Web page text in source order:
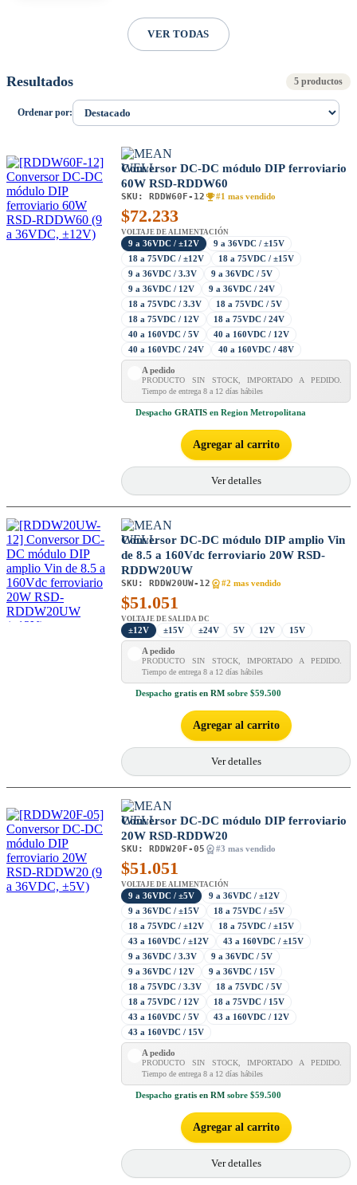
VER TODAS
Resultados 5 productos
Ordenar por:
Conversor DC-DC módulo DIP ferroviario
60W RSD-RDDW60
SKU: RDDW60F-12 #1 mas vendido
$72.233
VOLTAJE DE ALIMENTACIÓN
9 a 36VDC / ±12V
9 a 36VDC / ±15V
18 a 75VDC / ±12V
18 a 75VDC / ±15V
9 a 36VDC / 3.3V
9 a 36VDC / 5V
9 a 36VDC / 12V
9 a 36VDC / 24V
18 a 75VDC / 3.3V
18 a 75VDC / 5V
18 a 75VDC / 12V
18 a 75VDC / 24V
40 a 160VDC / 5V
40 a 160VDC / 12V
40 a 160VDC / 24V
40 a 160VDC / 48V
A pedido
PRODUCTO SIN STOCK, IMPORTADO A PEDIDO.
Tiempo de entrega 8 a 12 días hábiles
Despacho GRATIS en Region Metropolitana
Agregar al carrito
Ver detalles
Conversor DC-DC módulo DIP amplio Vin
de 8.5 a 160Vdc ferroviario 20W RSD-
RDDW20UW
SKU: RDDW20UW-12 #2 mas vendido
$51.051
VOLTAJE DE SALIDA DC
±12V ±15V ±24V 5V 12V 15V
A pedido
PRODUCTO SIN STOCK, IMPORTADO A PEDIDO.
Tiempo de entrega 8 a 12 días hábiles
Despacho gratis en RM sobre $59.500
Agregar al carrito
Ver detalles
Conversor DC-DC módulo DIP ferroviario
20W RSD-RDDW20
SKU: RDDW20F-05 #3 mas vendido
$51.051
VOLTAJE DE ALIMENTACIÓN
9 a 36VDC / ±5V
9 a 36VDC / ±12V
9 a 36VDC / ±15V
18 a 75VDC / ±5V
18 a 75VDC / ±12V
18 a 75VDC / ±15V
43 a 160VDC / ±12V
43 a 160VDC / ±15V
9 a 36VDC / 3.3V
9 a 36VDC / 5V
9 a 36VDC / 12V
9 a 36VDC / 15V
18 a 75VDC / 3.3V
18 a 75VDC / 5V
18 a 75VDC / 12V
18 a 75VDC / 15V
43 a 160VDC / 5V
43 a 160VDC / 12V
43 a 160VDC / 15V
A pedido
PRODUCTO SIN STOCK, IMPORTADO A PEDIDO.
Tiempo de entrega 8 a 12 días hábiles
Despacho gratis en RM sobre $59.500
Agregar al carrito
Ver detalles